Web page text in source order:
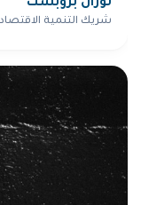
لوران بروبست
شريك التنمية